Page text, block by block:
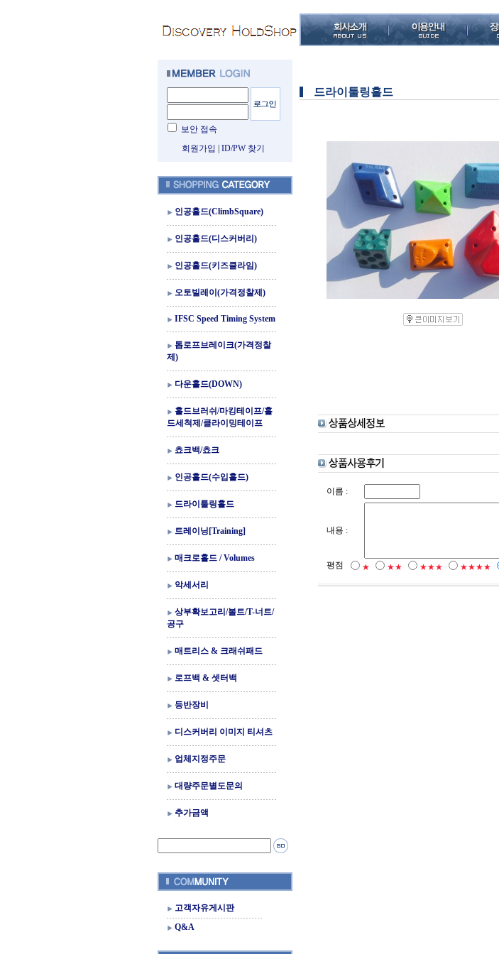
보안 접속
회원가입
ID/PW 찾기
인공홀드(ClimbSquare)
인공홀드(디스커버리)
인공홀드(키즈클라임)
오토빌레이(가격정찰제)
IFSC Speed Timing System
톱로프브레이크(가격정찰
제)
다운홀드(DOWN)
홀드브러쉬/마킹테이프/홀
드세척제/클라이밍테이프
쵸크백/쵸크
인공홀드(수입홀드)
드라이툴링홀드
트레이닝[Training]
매크로홀드 / Volumes
악세서리
상부확보고리/볼트/T-너트/
공구
매트리스 & 크래쉬패드
로프백 & 셋터백
등반장비
디스커버리 이미지 티셔츠
업체지정주문
대량주문별도문의
추가금액
고객자유게시판
Q&A
드라이툴링홀드
이름 :
내용 :
평점 ★ ★★ ★★★ ★★★★